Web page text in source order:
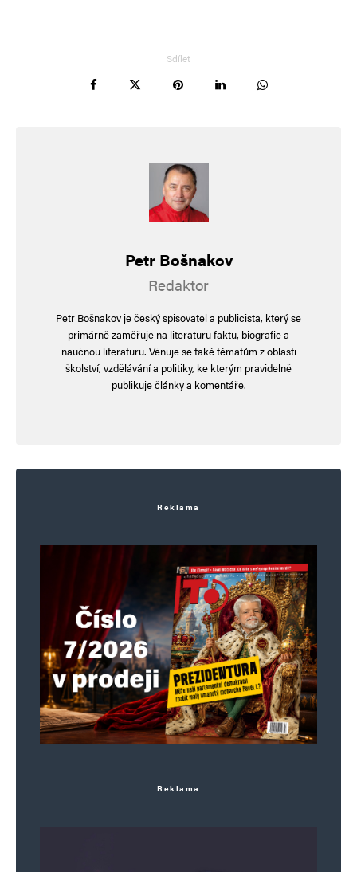
Webová stránka
Uložit do prohlížeče jméno, e-mail a webovou stránku pro budoucí
Informujte mě o nových komentářích e-mailem.
Sdílet
Petr Bošnakov
Redaktor
Petr Bošnakov je český spisovatel a publicista, který se
primárně zaměřuje na literaturu faktu, biografie a
naučnou literaturu. Věnuje se také tématům z oblasti
školství, vzdělávání a politiky, ke kterým pravidelně
publikuje články a komentáře.
Reklama
Reklama